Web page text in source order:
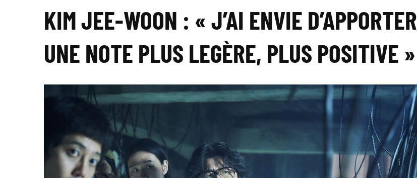
KIM JEE-WOON : « J’AI ENVIE D’APPORTER
UNE NOTE PLUS LEGÈRE, PLUS POSITIVE »